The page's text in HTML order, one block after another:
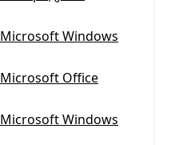
Microsoft Windows
Microsoft Office
Microsoft Windows